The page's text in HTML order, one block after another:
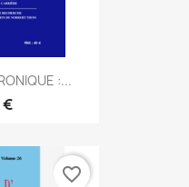
:...
€
favorite_border